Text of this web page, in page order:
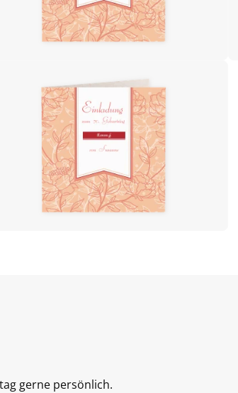
gerne persönlich.